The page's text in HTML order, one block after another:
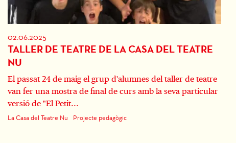
02.06.2025
TALLER DE TEATRE DE LA CASA DEL TEATRE
NU
El passat 24 de maig el grup d'alumnes del taller de teatre
van fer una mostra de final de curs amb la seva particular
versió de "El Petit...
La Casa del Teatre Nu Projecte pedagògic